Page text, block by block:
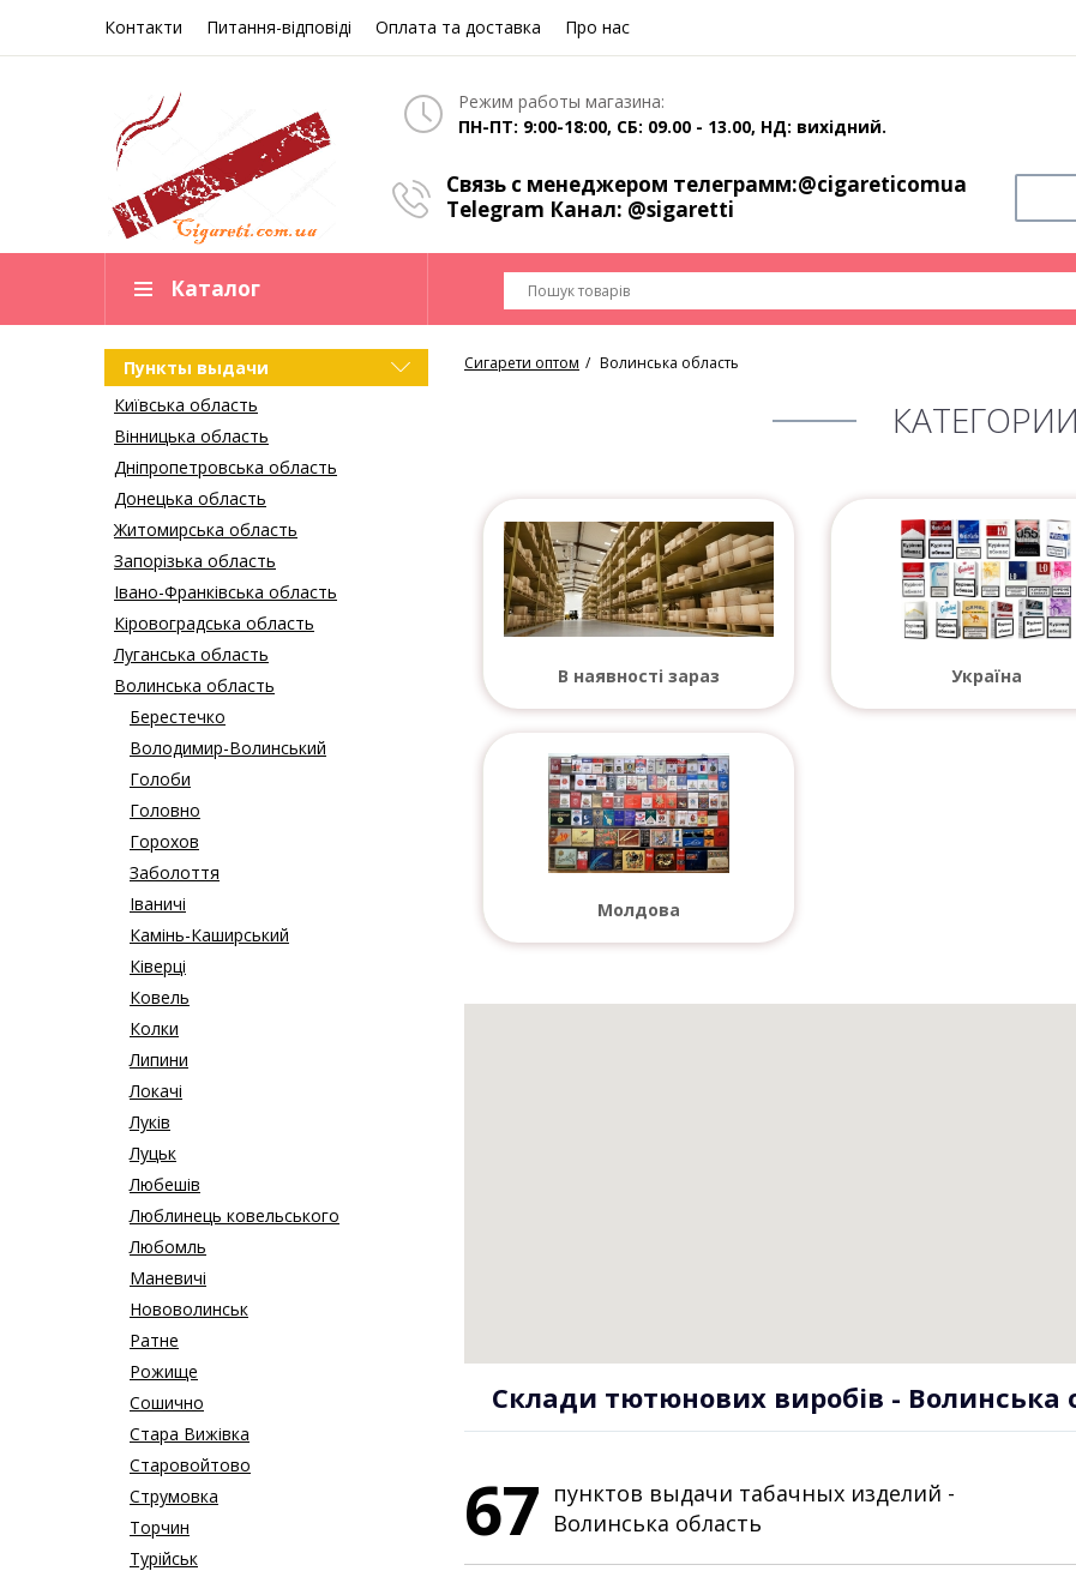
Контакти Питання-відповіді Оплата та доставка Про нас
Режим работы магазина:
ПН-ПТ: 9:00-18:00, СБ: 09.00 - 13.00, НД: вихідний.
Связь с менеджером телеграмм:@cigareticomua
Telegram Канал: @sigaretti
Каталог
Пункты выдачи
Київська область
Вінницька область
Дніпропетровська область
Донецька область
Житомирська область
Запорізька область
Івано-Франківська область
Кіровоградська область
Луганська область
Волинська область
Берестечко
Володимир-Волинський
Голоби
Головно
Горохов
Заболоття
Іваничі
Камінь-Каширський
Ківерці
Ковель
Колки
Липини
Локачі
Луків
Луцьк
Любешів
Люблинець ковельського
Любомль
Маневичі
Нововолинськ
Ратне
Рожище
Сошично
Стара Вижівка
Старовойтово
Струмовка
Торчин
Турійськ
Сигарети оптом Волинська область
КАТЕГОРИИ
В наявності зараз Україна
Молдова
Склади тютюнових виробів - Волинська
67 пунктов выдачи табачных изделий -
Волинська область